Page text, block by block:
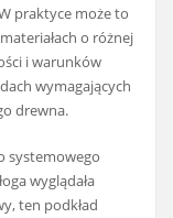
praktyce może to
o różnej
i warunków
wymagających
drewna.
systemowego
wyglądała
ten podkład